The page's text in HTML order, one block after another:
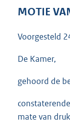
MOTIE
Voorgesteld
De Kamer,
gehoord de
mate van